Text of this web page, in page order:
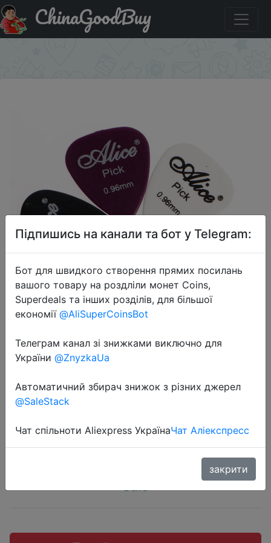
Купити на розпродажі 5 x GUITAR PICKS PLECTRUM Plec
ELECTRIC ACOUSTIC BASS Assorted Colours
ChinaGoodBuy
2022-11-14
5 x GUITAR PICKS PLECTRUM Plec
Assorted Colours
$0.66
Підпишись на канали та бот у Telegram:
Бот для швидкого створення прямих посилань
вашого товару на роздліли монет Coins,
Superdeals та інших розділів, для більшої
економії @AliSuperCoinsBot
Телеграм канал зі знижками виключно для
України @ZnyzkaUa
Автоматичний збирач знижок з різних джерел
@SaleStack
Чат спільноти Aliexpress УкраїнаЧат Аліекспресс
закрити